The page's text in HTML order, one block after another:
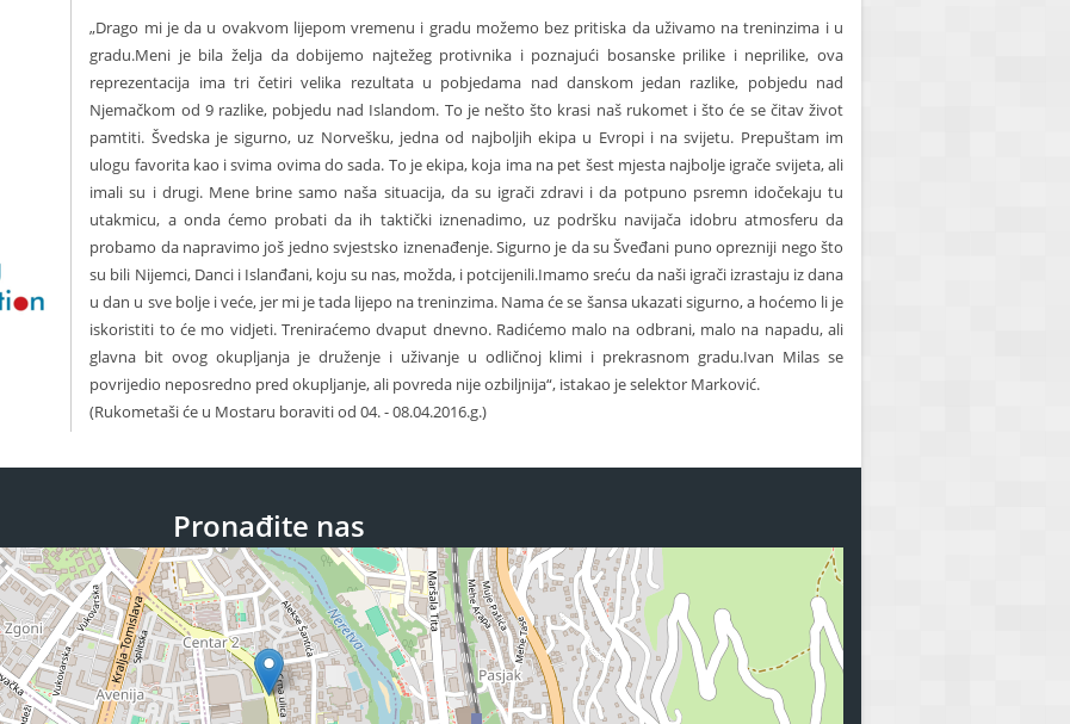
„Drago mi je da u ovakvom lijepom vremenu i gradu možemo bez pritiska da uživamo na treninzima i u
gradu.Meni je bila želja da dobijemo najtežeg protivnika i poznajući bosanske prilike i neprilike, ova
reprezentacija ima tri četiri velika rezultata u pobjedama nad danskom jedan razlike, pobjedu nad
Njemačkom od 9 razlike, pobjedu nad Islandom. To je nešto što krasi naš rukomet i što će se čitav život
pamtiti. Švedska je sigurno, uz Norvešku, jedna od najboljih ekipa u Evropi i na svijetu. Prepuštam im
ulogu favorita kao i svima ovima do sada. To je ekipa, koja ima na pet šest mjesta najbolje igrače svijeta, ali
imali su i drugi. Mene brine samo naša situacija, da su igrači zdravi i da potpuno psremn idočekaju tu
utakmicu, a onda ćemo probati da ih taktički iznenadimo, uz podršku navijača idobru atmosferu da
probamo da napravimo još jedno svjestsko iznenađenje. Sigurno je da su Šveđani puno oprezniji nego što
su bili Nijemci, Danci i Islanđani, koju su nas, možda, i potcijenili.Imamo sreću da naši igrači izrastaju iz dana
u dan u sve bolje i veće, jer mi je tada lijepo na treninzima. Nama će se šansa ukazati sigurno, a hoćemo li je
iskoristiti to će mo vidjeti. Treniraćemo dvaput dnevno. Radićemo malo na odbrani, malo na napadu, ali
glavna bit ovog okupljanja je druženje i uživanje u odličnoj klimi i prekrasnom gradu.Ivan Milas se
povrijedio neposredno pred okupljanje, ali povreda nije ozbiljnija“, istakao je selektor Marković.
(Rukometaši će u Mostaru boraviti od 04. - 08.04.2016.g.)
Pronađite nas